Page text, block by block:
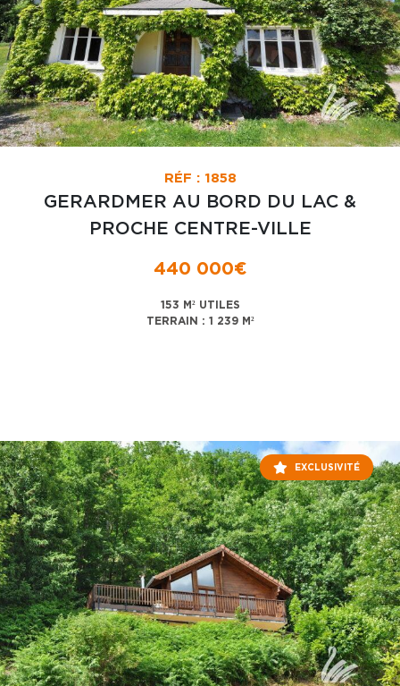
RÉF : 1858
GERARDMER AU BORD DU LAC &
PROCHE CENTRE-VILLE
440 000€
153 M² UTILES
TERRAIN : 1 239 M²
EXCLUSIVITÉ